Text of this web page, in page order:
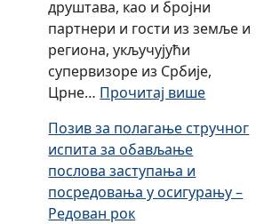
о
д
и
н
е
0
2
6
.
о
д
и
н
е
а
с
т
у
п
а
њ
а
и
п
а
л
а
ј
е
с
в
е
ч
а
њ
а
и
п
о
р
е
д
о
друштава, као и бројни
партнери и гости из земље и
региона, укључујући
супервизоре из Србије,
Црне… Прочитај више:
б
е
Позив за полагање стручног
испита за обављање
послова заступања и
посредовања у осигурању –
Редован рок